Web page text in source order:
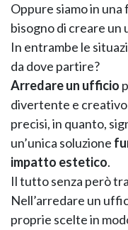
Oppure siamo in una
bisogno di creare
In entrambe le
da dove partire?
Arredare un ufficio
divertente e
precisi, in quanto,
un’unica soluzione
impatto estetico.
Il tutto senza però
Nell’arredare un
proprie scelte in